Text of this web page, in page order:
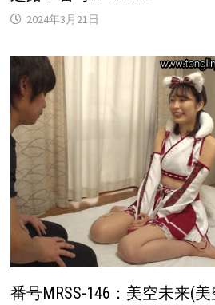
2024年3月21日
番号MRSS-146：美空未来(